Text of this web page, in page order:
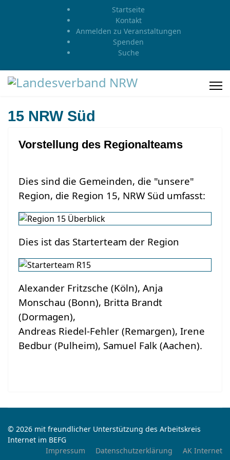
Startseite
Kontakt
Anmelden zu Veranstaltungen
Spenden
Suche
15 NRW Süd
Vorstellung des Regionalteams
Dies sind die Gemeinden, die "unsere"
Region, die Region 15, NRW Süd umfasst:
Dies ist das Starterteam der Region
Alexander Fritzsche (Köln), Anja
Monschau (Bonn), Britta Brandt
(Dormagen),
Andreas Riedel-Fehler (Remargen), Irene
Bedbur (Pulheim), Samuel Falk (Aachen).
© 2026 mit freundlicher Unterstützung des Arbeitskreis
Internet im BEFG
Impressum
Datenschutzerklärung AK Internet